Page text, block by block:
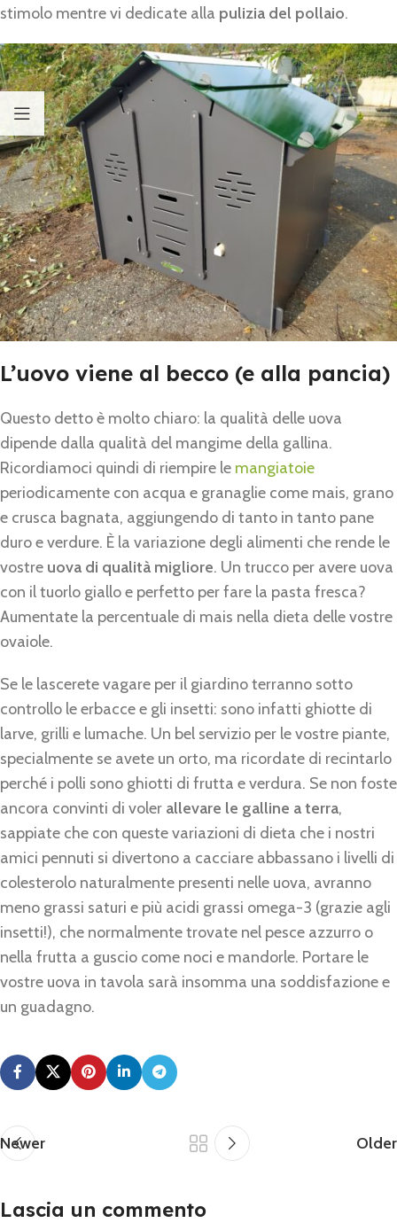
stimolo mentre vi dedicate alla pulizia del pollaio.
L’uovo viene al becco (e alla pancia)
Questo detto è molto chiaro: la qualità delle uova
dipende dalla qualità del mangime della gallina.
Ricordiamoci quindi di riempire le mangiatoie
periodicamente con acqua e granaglie come mais, grano
e crusca bagnata, aggiungendo di tanto in tanto pane
duro e verdure. È la variazione degli alimenti che rende le
vostre uova di qualità migliore. Un trucco per avere uova
con il tuorlo giallo e perfetto per fare la pasta fresca?
Aumentate la percentuale di mais nella dieta delle vostre
ovaiole.
Se le lascerete vagare per il giardino terranno sotto
controllo le erbacce e gli insetti: sono infatti ghiotte di
larve, grilli e lumache. Un bel servizio per le vostre piante,
specialmente se avete un orto, ma ricordate di recintarlo
perché i polli sono ghiotti di frutta e verdura. Se non foste
ancora convinti di voler allevare le galline a terra,
sappiate che con queste variazioni di dieta che i nostri
amici pennuti si divertono a cacciare abbassano i livelli di
colesterolo naturalmente presenti nelle uova, avranno
meno grassi saturi e più acidi grassi omega-3 (grazie agli
insetti!), che normalmente trovate nel pesce azzurro o
nella frutta a guscio come noci e mandorle. Portare le
vostre uova in tavola sarà insomma una soddisfazione e
un guadagno.
Newer Older
Lascia un commento